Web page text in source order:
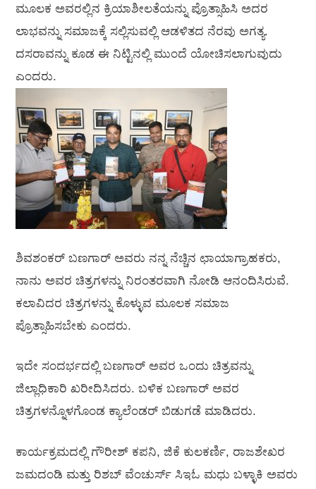
ಮೂಲಕ ಅವರಲ್ಲಿನ ಕ್ರಿಯಾಶೀಲತೆಯನ್ನು ಪ್ರೊತ್ಸಾಹಿಸಿ ಅದರ
ಲಾಭವನ್ನು ಸಮಾಜಕ್ಕೆ ಸಲ್ಲಿಸುವಲ್ಲಿ ಆಡಳಿತದ ನೆರವು ಅಗತ್ಯ.
ದಸರಾವನ್ನು ಕೂಡ ಈ ನಿಟ್ಟಿನಲ್ಲಿ ಮುಂದೆ ಯೋಚಿಸಲಾಗುವುದು
ಎಂದರು.
ಶಿವಶಂಕರ್ ಬಣಗಾರ್ ಅವರು ನನ್ನ ನೆಚ್ಚಿನ ಛಾಯಾಗ್ರಾಹಕರು,
ನಾನು ಅವರ ಚಿತ್ರಗಳನ್ನು ನಿರಂತರವಾಗಿ ನೋಡಿ ಆನಂದಿಸಿರುವೆ.
ಕಲಾವಿದರ ಚಿತ್ರಗಳನ್ನು ಕೊಳ್ಳುವ ಮೂಲಕ ಸಮಾಜ
ಪ್ರೊತ್ಸಾಹಿಸಬೇಕು ಎಂದರು.
ಇದೇ ಸಂದರ್ಭದಲ್ಲಿ ಬಣಗಾರ್ ಅವರ ಒಂದು ಚಿತ್ರವನ್ನು
ಜಿಲ್ಲಾಧಿಕಾರಿ ಖರೀದಿಸಿದರು. ಬಳಿಕ ಬಣಗಾರ್ ಅವರ
ಚಿತ್ರಗಳನ್ನೊಳಗೊಂಡ ಕ್ಯಾಲೆಂಡರ್ ಬಿಡುಗಡೆ ಮಾಡಿದರು.
ಕಾರ್ಯಕ್ರಮದಲ್ಲಿ ಗೌರೀಶ್ ಕಪನಿ, ಜಿಕೆ ಕುಲಕರ್ಣಿ, ರಾಜಶೇಖರ
ಜಮದಂಡಿ ಮತ್ತು ರಿಶಬ್ ವೆಂಚುರ್ಸ್ ಸಿಇಓ ಮಧು ಬಳ್ಳಾಕಿ ಅವರು